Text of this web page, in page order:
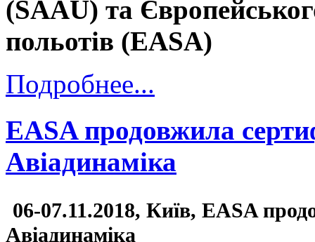
(SAAU) та
польотів (EASA)
Подробнее...
EASA продовжила
Авіадинаміка
06-07.11.2018, Київ, EASA
Авіадинаміка